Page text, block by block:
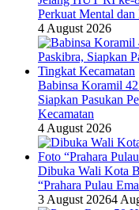
Perkuat Mental
4 August 2026
Babinsa Koramil
Siapkan Pasukan
Kecamatan
4 August 2026
Dibuka Wali Kota
“Prahara Pulau
3 August 20264